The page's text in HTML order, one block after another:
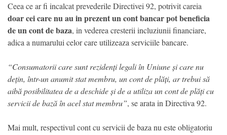
Ceea ce ar fi incalcat prevederile Directivei 92, potrivit careia
doar cei care nu au in prezent un cont bancar pot beneficia
de un cont de baza, in vederea cresterii incluziunii financiare,
adica a numarului celor care utilizeaza serviciile bancare.
“Consumatorii care sunt rezidenți legali în Uniune și care nu
dețin, într-un anumit stat membru, un cont de plăți, ar trebui să
aibă posibilitatea de a deschide și de a utiliza un cont de plăți cu
servicii de bază în acel stat membru”, se arata in Directiva 92.
Mai mult, respectivul cont cu servicii de baza nu este obligatoriu